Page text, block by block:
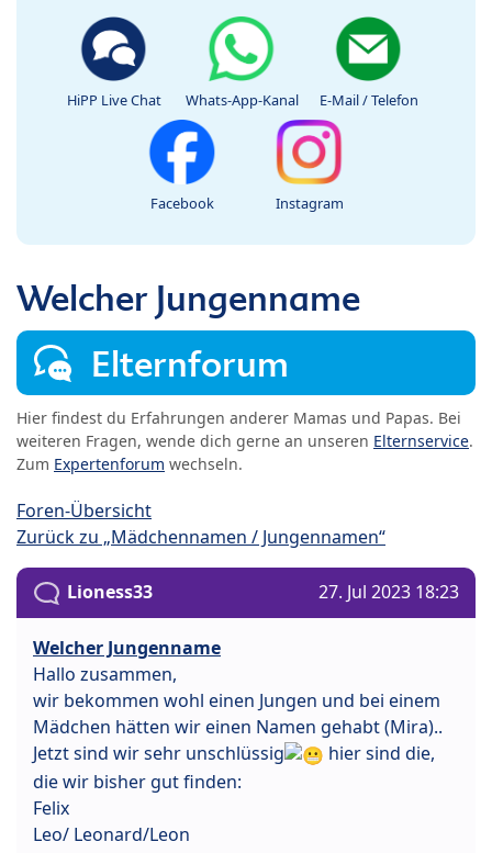
HiPP Live Chat Whats-App-Kanal E-Mail / Telefon
Facebook Instagram
Welcher Jungenname
Elternforum
Hier findest du Erfahrungen anderer Mamas und Papas. Bei
weiteren Fragen, wende dich gerne an unseren Elternservice.
Zum Expertenforum wechseln.
Foren-Übersicht
Zurück zu „Mädchennamen / Jungennamen“
Lioness33 27. Jul 2023 18:23
Welcher Jungenname
Hallo zusammen,
wir bekommen wohl einen Jungen und bei einem
Mädchen hätten wir einen Namen gehabt (Mira)..
Jetzt sind wir sehr unschlüssig
hier sind die,
die wir bisher gut finden:
Felix
Leo/ Leonard/Leon